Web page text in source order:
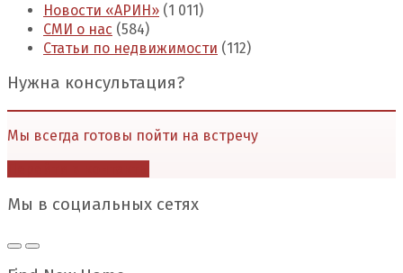
Новости «АРИН» (1 011)
СМИ о нас (584)
Статьи по недвижимости (112)
Нужна консультация?
Мы всегда готовы пойти на встречу
Мы в социальных сетях